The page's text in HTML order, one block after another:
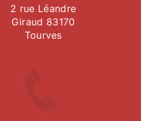
2 rue Léandre
Giraud 83170
Tourves